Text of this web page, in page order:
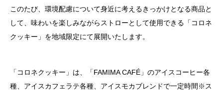
このたび、環境配慮について身近に考えるきっかけとなる商品と
して、味わいを楽しみながらストローとして使用できる「コロネ
クッキー」を地域限定にて展開いたします。
「コロネクッキー」は、「FAMIMA CAFÉ」のアイスコーヒー各
種、アイスカフェラテ各種、アイスモカブレンドで一定時間※ス